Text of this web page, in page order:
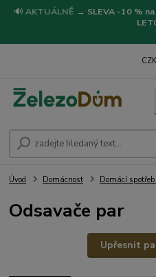
🔊 AKTUÁLNĚ → SLEVA -10 %
Úvod Domácnost Domácí
Odsavače par
Upřesnit